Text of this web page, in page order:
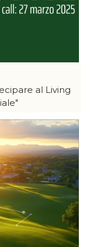
al Living